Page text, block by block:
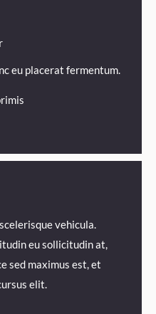
eu placerat fermentum.
vehicula.
eu sollicitudin at,
sed maximus est, et
elit.